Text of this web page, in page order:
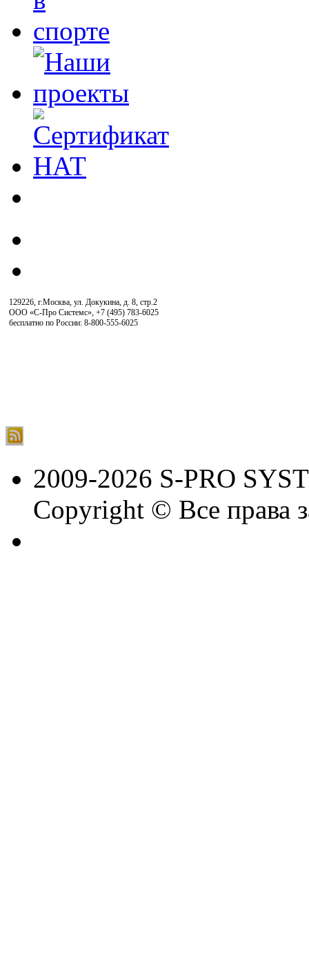
129226, г.Москва, ул. Докукина, д. 8, стр.2
ООО «С-Про Системс», +7 (495) 783-6025
бесплатно по России: 8-800-555-6025
2009-2026 S-PRO
Copyright © Все права